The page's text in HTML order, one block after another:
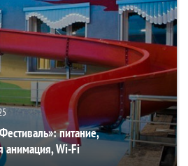
питание,
анимация, Wi-Fi